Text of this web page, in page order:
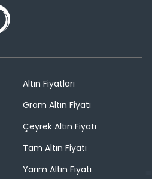
Altın Fiyatları
Gram Altın Fiyatı
Çeyrek Altın Fiyatı
Tam Altın Fiyatı
Yarım Altın Fiyatı